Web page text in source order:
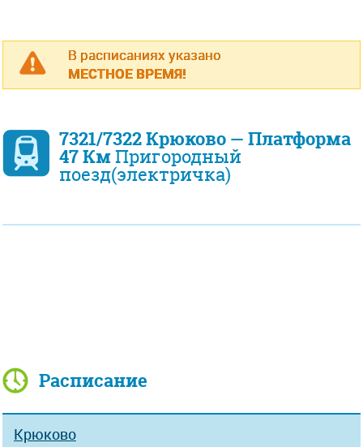
В расписаниях указано
МЕСТНОЕ ВРЕМЯ!
7321/7322 Крюково — Платформа
47 КмПригородный
поезд(электричка)
Расписание
Крюково